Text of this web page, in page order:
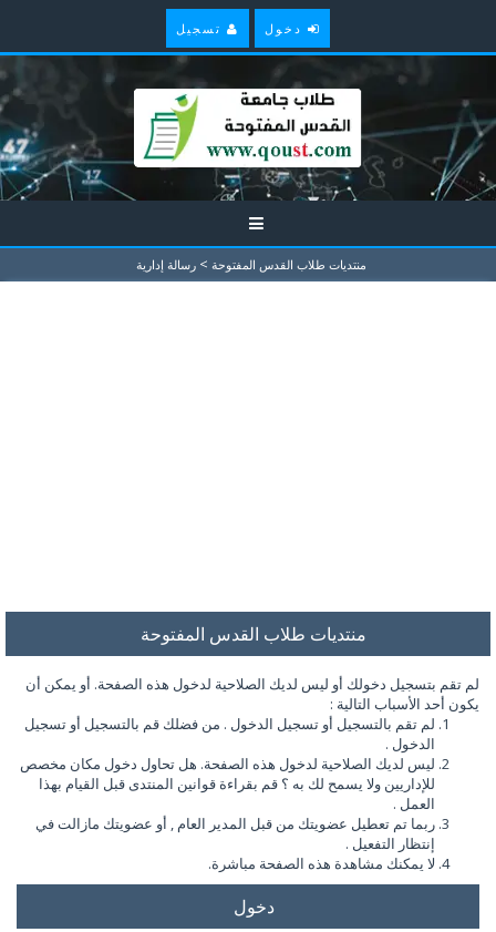
دخول تسجيل
منتديات طلاب القدس المفتوحة > رسالة إدارية
منتديات طلاب القدس المفتوحة
لم تقم بتسجيل دخولك أو ليس لديك الصلاحية لدخول هذه الصفحة. أو يمكن أن
يكون أحد الأسباب التالية :
لم تقم بالتسجيل أو تسجيل الدخول . من فضلك قم بالتسجيل أو تسجيل
الدخول .
ليس لديك الصلاحية لدخول هذه الصفحة. هل تحاول دخول مكان مخصص
للإداريين ولا يسمح لك به ؟ قم بقراءة قوانين المنتدى قبل القيام بهذا
العمل .
ربما تم تعطيل عضويتك من قبل المدير العام , أو عضويتك مازالت في
إنتظار التفعيل .
لا يمكنك مشاهدة هذه الصفحة مباشرة.
دخول